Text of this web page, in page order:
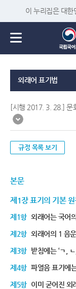
이 누리집은 대한
외래어 표기법
[시행 2017. 3. 28.] 문
규정 목록 보기
본문
제1장 표기의 기본 원
제1항 외래어는 국어
제2항 외래어의 1 음
제3항 받침에는 ‘ㄱ,
제4항 파열음 표기에
제5항 이미 굳어진 외